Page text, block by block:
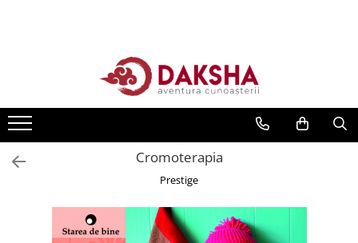
Seria Radu Cinamar
Seria Anton Parks
Seria David Icke
Dezvăluiri
Spiritualitate
Cromoterapia
Prestige